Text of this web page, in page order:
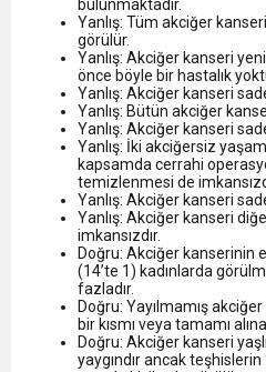
bulunmaktadır.
Yanlış: Tüm akciğer
görülür.
Yanlış: Akciğer kanseri
önce böyle bir hastalık
Yanlış: Akciğer kanseri
Yanlış: Bütün akciğer
Yanlış: Akciğer kanseri
Yanlış: İki akciğersiz
kapsamda cerrahi
temizlenmesi de
Yanlış: Akciğer kanseri
Yanlış: Akciğer kanseri
imkansızdır.
Doğru: Akciğer kanserinin
(14’te 1) kadınlarda
fazladır.
Doğru: Yayılmamış
bir kısmı veya tamamı
Doğru: Akciğer kanseri
yaygındır ancak teşhislerin